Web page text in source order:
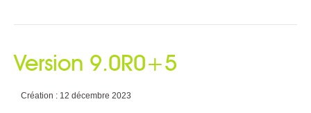
Version 9.0R0+5
Création : 12 décembre 2023